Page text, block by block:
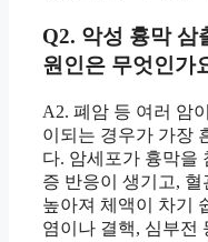
Q2. 악성 흉막 삼
원인은 무엇인가
A2. 폐암 등 여러 암
이되는 경우가 가장
다. 암세포가 흉막을
증 반응이 생기고, 혈
높아져 체액이 차기
염이나 결핵, 심부전